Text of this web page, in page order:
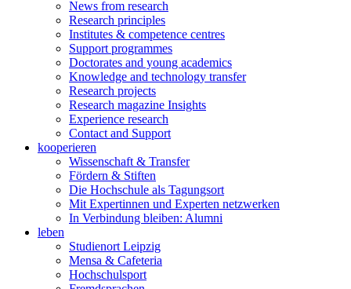
News from research
Research principles
Institutes & competence centres
Support programmes
Doctorates and young academics
Knowledge and technology transfer
Research projects
Research magazine Insights
Experience research
Contact and Support
kooperieren
Wissenschaft & Transfer
Fördern & Stiften
Die Hochschule als Tagungsort
Mit Expertinnen und Experten netzwerken
In Verbindung bleiben: Alumni
leben
Studienort Leipzig
Mensa & Cafeteria
Hochschulsport